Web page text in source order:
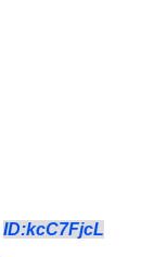
ID:kcC7FjcL